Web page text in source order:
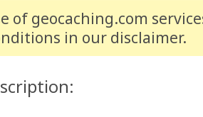
of geocaching.com
in our disclaimer.